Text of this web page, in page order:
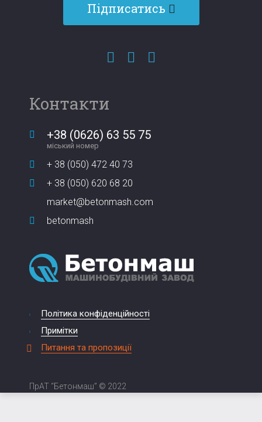
Політика конфіденційності
Примітки
Питання та пропозиції
ПрАТ “Бетонмаш” © 2022
Підписатись
Контакти
+38 (0626) 63 55 75
міський номер
+ 38 (050) 472 40 73
+ 38 (050) 620 68 20
market@betonmash.com
betonmash